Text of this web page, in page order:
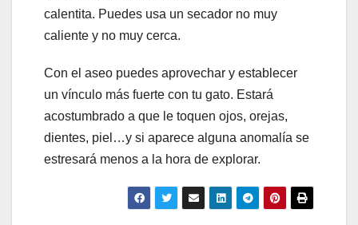
calentita. Puedes usa un secador no muy
caliente y no muy cerca.
Con el aseo puedes aprovechar y establecer
un vínculo más fuerte con tu gato. Estará
acostumbrado a que le toquen ojos, orejas,
dientes, piel…y si aparece alguna anomalía se
estresará menos a la hora de explorar.